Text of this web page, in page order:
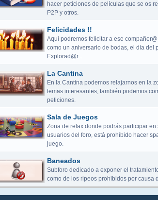
hacer peticiones de películas que se os
P2P y otros.
Felicidades !!
Aqui podremos felicitar a ese
como un aniversario de bodas, el dia del
Explorad@r...
La Cantina
En la Cantina podemos relajarnos en la
temas interesantes, también podemos
peticiones.
Sala de Juegos
Zona de relax donde podrás participar
usuarios del foro, está prohibido hacer
juego.
Baneados
Subforo dedicado a exponer el
como de los ripeos prohibidos por causa